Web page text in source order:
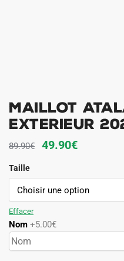
MAILLOT
EXTERIEUR
89.90€
Le
initial
était :
49.90€Le
actuel
est :
Taille
Effacer
Nom +5.00€